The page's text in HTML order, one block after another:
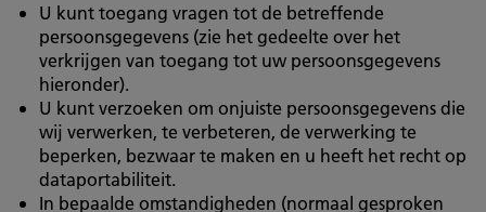
U kunt toegang vragen tot de betreffende
persoonsgegevens (zie het gedeelte over het
verkrijgen van toegang tot uw persoonsgegevens
hieronder).
U kunt verzoeken om onjuiste persoonsgegevens die
wij verwerken, te verbeteren, de verwerking te
beperken, bezwaar te maken en u heeft het recht op
dataportabiliteit.
In bepaalde omstandigheden (normaal gesproken